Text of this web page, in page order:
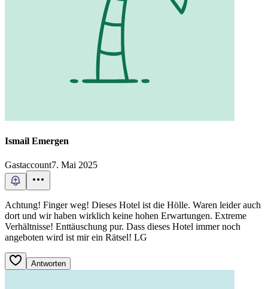
Ismail Emergen
Gastaccount7. Mai 2025
Achtung! Finger weg! Dieses Hotel ist die Hölle. Waren leider auch
dort und wir haben wirklich keine hohen Erwartungen. Extreme
Verhältnisse! Enttäuschung pur. Dass dieses Hotel immer noch
angeboten wird ist mir ein Rätsel! LG
Antworten